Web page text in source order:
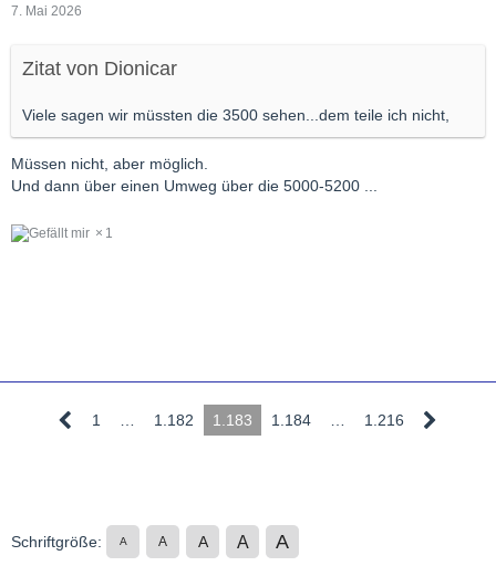
7. Mai 2026
Zitat von Dionicar
Viele sagen wir müssten die 3500 sehen...dem teile ich nicht,
Müssen nicht, aber möglich.
Und dann über einen Umweg über die 5000-5200 ...
1
1 1.182 1.183 1.184 1.216
Schriftgröße: A A A A A